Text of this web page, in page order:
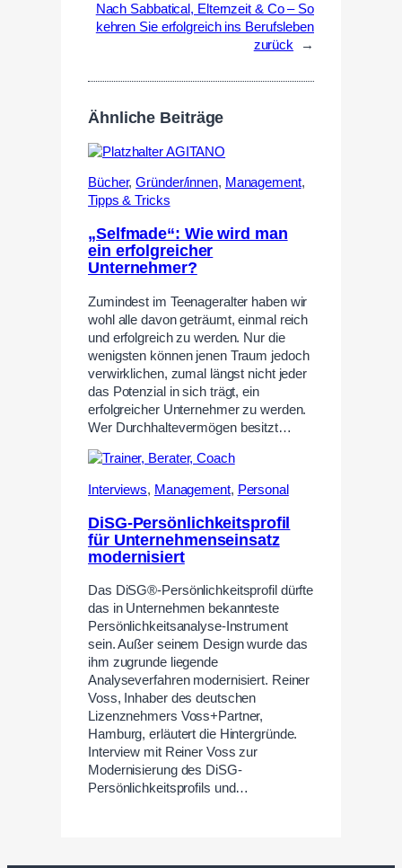
Nach Sabbatical, Elternzeit & Co – So
kehren Sie erfolgreich ins Berufsleben
zurück
→
Ähnliche Beiträge
Bücher,Gründer/innen, Management,
Tipps & Tricks
„Selfmade“: Wie wird man
ein erfolgreicher
Unternehmer?
Zumindest im Teenageralter haben wir
wohl alle davon geträumt, einmal reich
und erfolgreich zu werden. Nur die
wenigsten können jenen Traum jedoch
verwirklichen, zumal längst nicht jeder
das Potenzial in sich trägt, ein
erfolgreicher Unternehmer zu werden.
Wer Durchhaltevermögen besitzt…
Interviews, Management, Personal
DiSG-Persönlichkeitsprofil
für Unternehmenseinsatz
modernisiert
Das DiSG®-Persönlichkeitsprofil dürfte
das in Unternehmen bekannteste
Persönlichkeitsanalyse-Instrument
sein. Außer seinem Design wurde das
ihm zugrunde liegende
Analyseverfahren modernisiert. Reiner
Voss, Inhaber des deutschen
Lizenznehmers Voss+Partner,
Hamburg, erläutert die Hintergründe.
Interview mit Reiner Voss zur
Modernisierung des DiSG-
Persönlichkeitsprofils und…